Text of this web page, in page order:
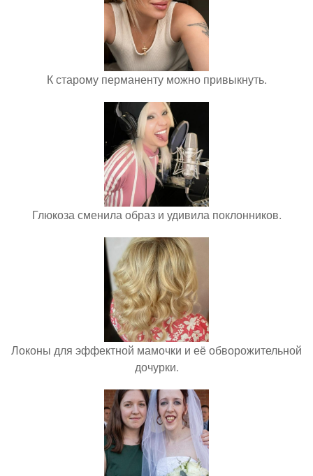
К старому перманенту можно привыкнуть.
Глюкоза сменила образ и удивила поклонников.
Локоны для эффектной мамочки и её обворожительной
дочурки.